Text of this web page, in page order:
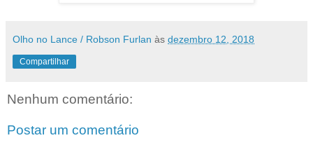
Olho no Lance / Robson Furlan às dezembro 12, 2018
Compartilhar
Nenhum comentário:
Postar um comentário